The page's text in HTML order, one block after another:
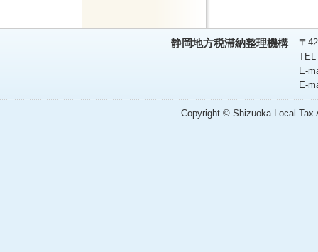
静岡地方税滞納整理機構
〒
TEL
E-
E-
Copyright © Shizuoka Local Tax